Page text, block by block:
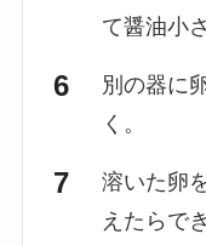
て醤油小
別の器に
く。
溶いた卵
えたらで